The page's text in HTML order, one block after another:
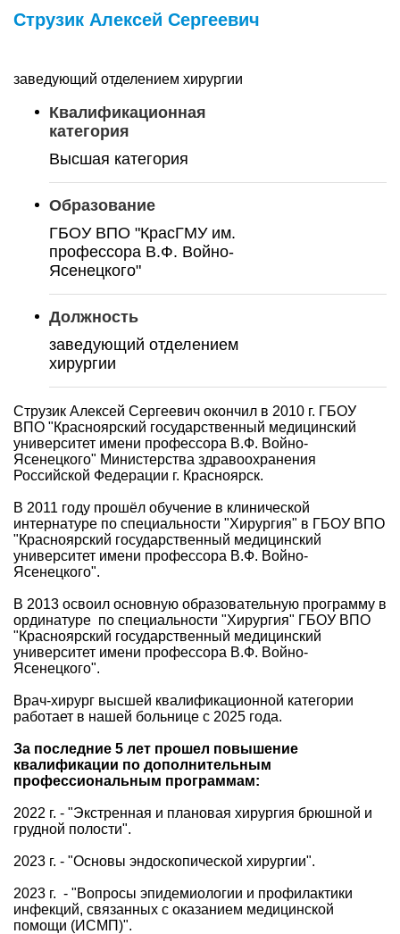
Струзик Алексей Сергеевич
заведующий отделением хирургии
Квалификационная
категория
Высшая категория
Образование
ГБОУ ВПО "КрасГМУ им.
профессора В.Ф. Войно-
Ясенецкого"
Должность
заведующий отделением
хирургии
Струзик Алексей Сергеевич окончил в 2010 г. ГБОУ
ВПО "Красноярский государственный медицинский
университет имени профессора В.Ф. Войно-
Ясенецкого" Министерства здравоохранения
Российской Федерации г. Красноярск.
В 2011 году прошёл обучение в клинической
интернатуре по специальности "Хирургия" в ГБОУ ВПО
"Красноярский государственный медицинский
университет имени профессора В.Ф. Войно-
Ясенецкого".
В 2013 освоил основную образовательную программу в
ординатуре по специальности "Хирургия" ГБОУ ВПО
"Красноярский государственный медицинский
университет имени профессора В.Ф. Войно-
Ясенецкого".
Врач-хирург высшей квалификационной категории
работает в нашей больнице с 2025 года.
За последние 5 лет прошел повышение
квалификации по дополнительным
профессиональным программам:
2022 г. - "Экстренная и плановая хирургия брюшной и
грудной полости".
2023 г. - "Основы эндоскопической хирургии".
2023 г. - "Вопросы эпидемиологии и профилактики
инфекций, связанных с оказанием медицинской
помощи (ИСМП)".